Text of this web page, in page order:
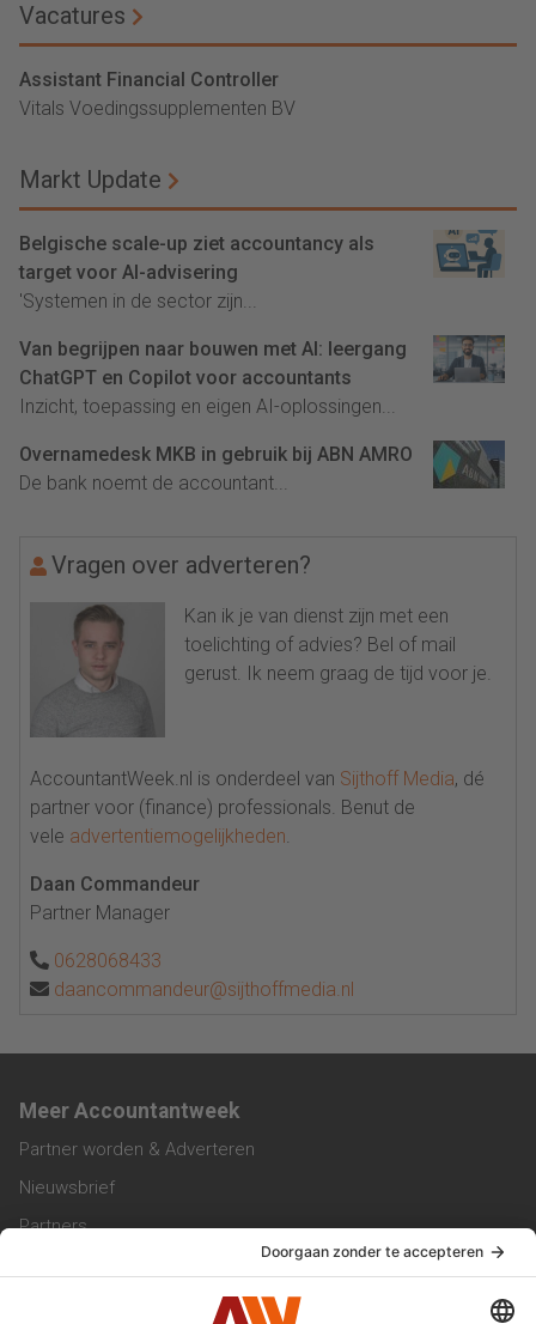
Vacatures
Assistant Financial Controller
Vitals Voedingssupplementen BV
Markt Update
Belgische scale-up ziet accountancy als
target voor AI-advisering
'Systemen in de sector zijn...
Van begrijpen naar bouwen met AI: leergang
ChatGPT en Copilot voor accountants
Inzicht, toepassing en eigen AI-oplossingen...
Overnamedesk MKB in gebruik bij ABN AMRO
De bank noemt de accountant...
Vragen over adverteren?
Kan ik je van dienst zijn met een
toelichting of advies? Bel of mail
gerust. Ik neem graag de tijd voor je.
AccountantWeek.nl is onderdeel van Sijthoff Media, dé
partner voor (finance) professionals. Benut de
vele advertentiemogelijkheden.
Daan Commandeur
Partner Manager
0628068433
daancommandeur@sijthoffmedia.nl
Meer Accountantweek
Partner worden & Adverteren
Nieuwsbrief
Partners